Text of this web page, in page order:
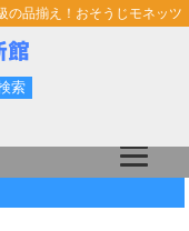
の品揃え！おそうじモネッツ